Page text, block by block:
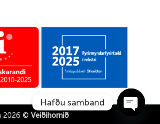
2026 © Veiðihornið
Hafðu samband